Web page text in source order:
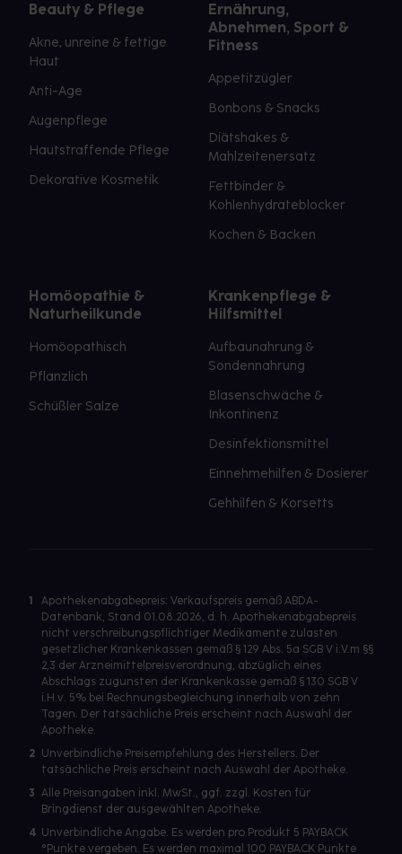
Beauty & Pflege
Akne, unreine & fettige
Haut
Anti-Age
Augenpflege
Hautstraffende Pflege
Dekorative Kosmetik
Ernährung,
Abnehmen, Sport &
Fitness
Appetitzügler
Bonbons & Snacks
Diätshakes &
Mahlzeitenersatz
Fettbinder &
Kohlenhydrateblocker
Kochen & Backen
Homöopathie &
Naturheilkunde
Homöopathisch
Pflanzlich
Schüßler Salze
Krankenpflege &
Hilfsmittel
Aufbaunahrung &
Sondennahrung
Blasenschwäche &
Inkontinenz
Desinfektionsmittel
Einnehmehilfen & Dosierer
Gehhilfen & Korsetts
1
Apothekenabgabepreis: Verkaufspreis gemäß ABDA-
Datenbank, Stand 01.08.2026, d. h. Apothekenabgabepreis
nicht verschreibungspflichtiger Medikamente zulasten
gesetzlicher Krankenkassen gemäß § 129 Abs. 5a SGB V i.V.m §§
2,3 der Arzneimittelpreisverordnung, abzüglich eines
Abschlags zugunsten der Krankenkasse gemäß § 130 SGB V
i.H.v. 5% bei Rechnungsbegleichung innerhalb von zehn
Tagen. Der tatsächliche Preis erscheint nach Auswahl der
Apotheke.
2 Unverbindliche Preisempfehlung des Herstellers. Der
tatsächliche Preis erscheint nach Auswahl der Apotheke.
3 Alle Preisangaben inkl. MwSt., ggf. zzgl. Kosten für
Bringdienst der ausgewählten Apotheke.
4 Unverbindliche Angabe. Es werden pro Produkt 5 PAYBACK
°Punkte vergeben. Es werden maximal 100 PAYBACK Punkte